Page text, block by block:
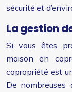
sécurité et
La gestion
Si vous êtes
maison en
copropriété est
De nombreuses